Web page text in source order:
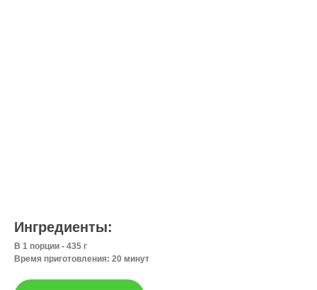
Ингредиенты:
В 1 порции - 435 г
Время приготовления: 20 минут